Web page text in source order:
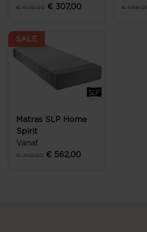
€ 409,00 € 307,00 €
SALE
Matras SLP Home
Spirit
Vanaf
€ 749,00 € 562,00